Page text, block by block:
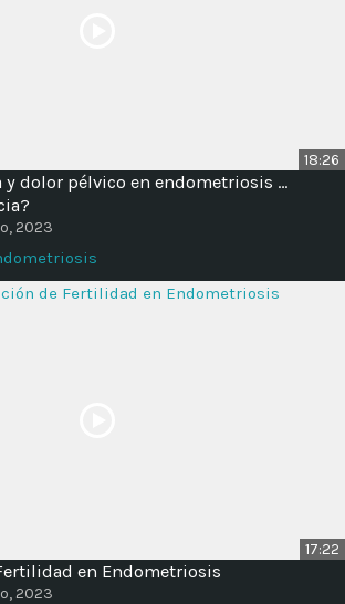
18:26
dolor pélvico en endometriosis …
2023
17:22
en Endometriosis
2023